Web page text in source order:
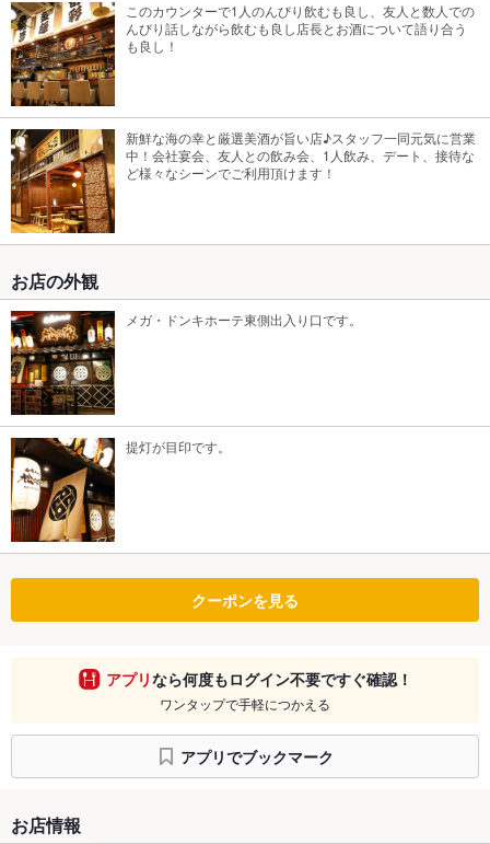
このカウンターで1人のんびり飲むも良し、友人と数人での
んびり話しながら飲むも良し店長とお酒について語り合う
も良し！
新鮮な海の幸と厳選美酒が旨い店♪スタッフ一同元気に営業
中！会社宴会、友人との飲み会、1人飲み、デート、接待な
ど様々なシーンでご利用頂けます！
お店の外観
メガ・ドンキホーテ東側出入り口です。
提灯が目印です。
クーポンを見る
アプリなら何度もログイン不要ですぐ確認！
ワンタップで手軽につかえる
アプリでブックマーク
お店情報